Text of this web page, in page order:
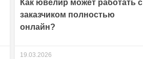
Как ювелир может работать с
заказчиком полностью
онлайн?
19.03.2026